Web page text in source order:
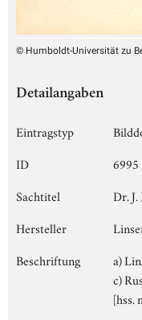
© Humboldt-Universität zu
Detailangaben
Eintragstyp
ID
6995
Sachtitel
Dr. J.
Hersteller
Beschriftung
a)
c)
[hss.